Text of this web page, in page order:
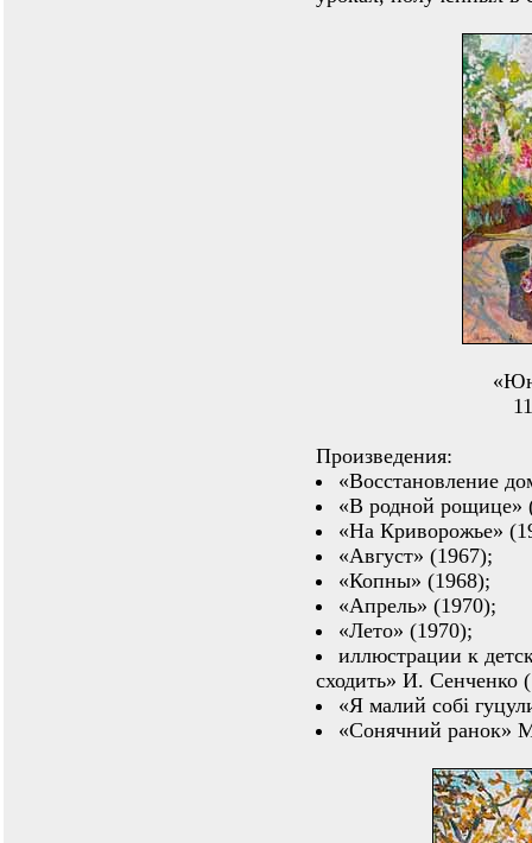
Произведения:
«Восстановление
«В родной
«На Криворожье»
«Август» (1967);
«Копны» (1968);
«Апрель» (1970);
«Лето» (1970);
иллюстрации к
сходить» И. Сенченко
«Я малий собі
«Сонячний ранок»